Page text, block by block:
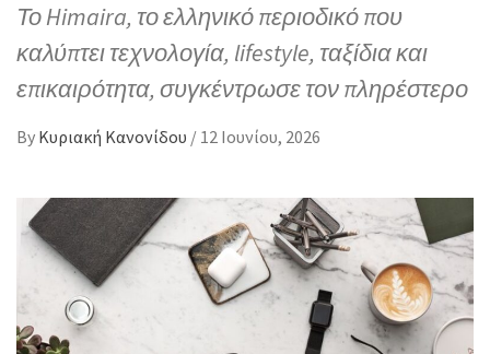
Το Himaira, το ελληνικό περιοδικό που
καλύπτει τεχνολογία, lifestyle, ταξίδια και
επικαιρότητα, συγκέντρωσε τον πληρέστερο
By Κυριακή Κανονίδου / 12 Ιουνίου, 2026